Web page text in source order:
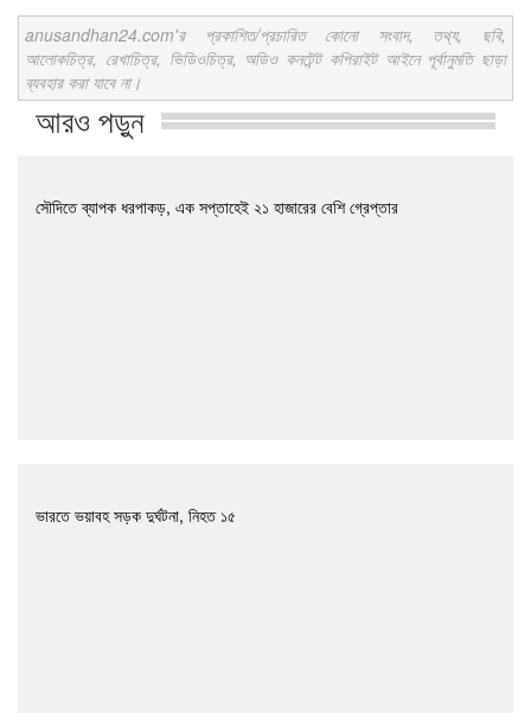
anusandhan24.com'র প্রকাশিত/প্রচারিত কোনো সংবাদ, তথ্য, ছবি,
আলোকচিত্র, রেখাচিত্র, ভিডিওচিত্র, অডিও কনটেন্ট কপিরাইট আইনে পূর্বানুমতি ছাড়া
ব্যবহার করা যাবে না।
আরও পড়ুন
সৌদিতে ব্যাপক ধরপাকড়, এক সপ্তাহেই ২১ হাজারের বেশি গ্রেপ্তার
ভারতে ভয়াবহ সড়ক দুর্ঘটনা, নিহত ১৫